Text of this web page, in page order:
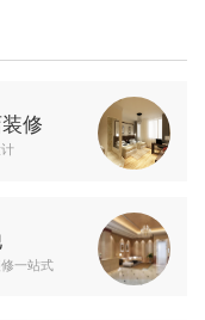
修
一站式